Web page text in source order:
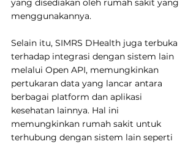
yang disediakan oleh rumah sakit yang
menggunakannya.
Selain itu, SIMRS DHealth juga terbuka
terhadap integrasi dengan sistem lain
melalui Open API, memungkinkan
pertukaran data yang lancar antara
berbagai platform dan aplikasi
kesehatan lainnya. Hal ini
memungkinkan rumah sakit untuk
terhubung dengan sistem lain seperti